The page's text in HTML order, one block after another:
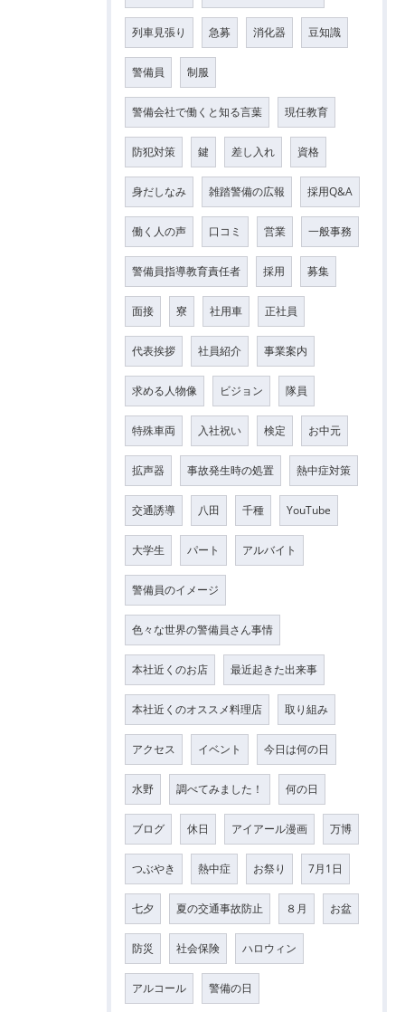
列車見張り 急募 消化器 豆知識
警備員 制服
警備会社で働くと知る言葉 現任教育
防犯対策 鍵 差し入れ 資格
身だしなみ 雑踏警備の広報 採用Q&A
働く人の声 口コミ 営業 一般事務
警備員指導教育責任者 採用 募集
面接 寮 社用車 正社員
代表挨拶 社員紹介 事業案内
求める人物像 ビジョン 隊員
特殊車両 入社祝い 検定 お中元
拡声器 事故発生時の処置 熱中症対策
交通誘導 八田 千種 YouTube
大学生 パート アルバイト
警備員のイメージ
色々な世界の警備員さん事情
本社近くのお店 最近起きた出来事
本社近くのオススメ料理店 取り組み
アクセス イベント 今日は何の日
水野 調べてみました！ 何の日
ブログ 休日 アイアール漫画 万博
つぶやき 熱中症 お祭り 7月1日
七夕 夏の交通事故防止 ８月 お盆
防災 社会保険 ハロウィン
アルコール 警備の日